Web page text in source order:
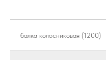
балка колосниковая (1200)